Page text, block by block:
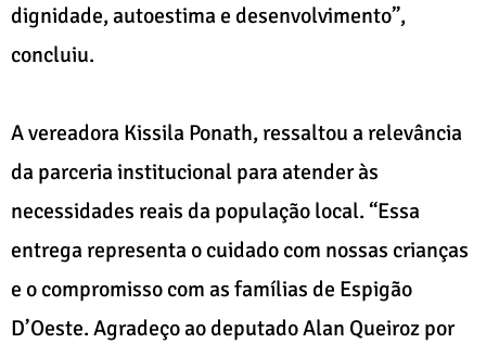
dignidade, autoestima e desenvolvimento”,
concluiu.
A vereadora Kissila Ponath, ressaltou a relevância
da parceria institucional para atender às
necessidades reais da população local. “Essa
entrega representa o cuidado com nossas crianças
e o compromisso com as famílias de Espigão
D’Oeste. Agradeço ao deputado Alan Queiroz por